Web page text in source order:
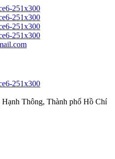
Thông, Thành phố Hồ Chí